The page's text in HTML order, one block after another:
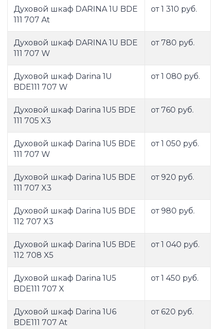
Духовой шкаф DARINA 1U BDE
111 707 At
от 1 310 руб.
Духовой шкаф DARINA 1U BDE
111 707 W
от 780 руб.
Духовой шкаф Darina 1U
BDE111 707 W
от 1 080 руб.
Духовой шкаф Darina 1U5 BDE
111 705 X3
от 760 руб.
Духовой шкаф Darina 1U5 BDE
111 707 W
от 1 050 руб.
Духовой шкаф Darina 1U5 BDE
111 707 X3
от 920 руб.
Духовой шкаф Darina 1U5 BDE
112 707 X3
от 980 руб.
Духовой шкаф Darina 1U5 BDE
112 708 X5
от 1 040 руб.
Духовой шкаф Darina 1U5
BDE111 707 X
от 1 450 руб.
Духовой шкаф Darina 1U6
BDE111 707 At
от 620 руб.